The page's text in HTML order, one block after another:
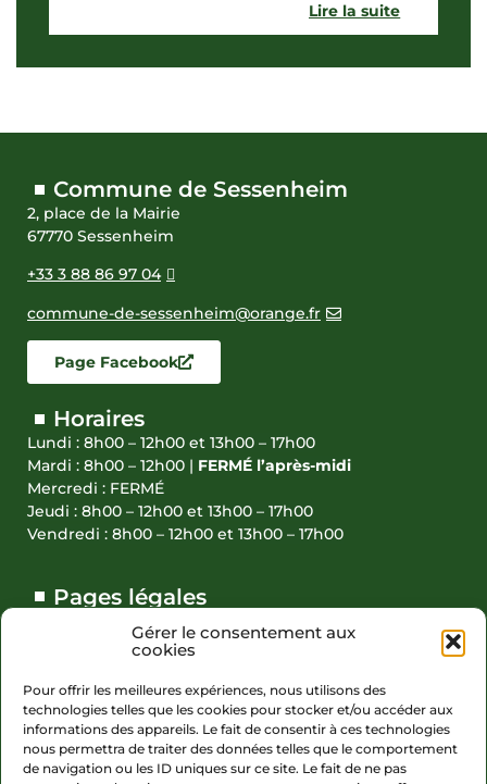
Gérer le consentement aux
cookies
Pour offrir les meilleures expériences, nous utilisons des
technologies telles que les cookies pour stocker et/ou accéder aux
informations des appareils. Le fait de consentir à ces technologies
nous permettra de traiter des données telles que le comportement
de navigation ou les ID uniques sur ce site. Le fait de ne pas
Lire la suite
Commune de Sessenheim
2, place de la Mairie
67770 Sessenheim
+33 3 88 86 97 04
commune-de-sessenheim@orange.fr
Page Facebook
Horaires
Lundi : 8h00 – 12h00 et 13h00 – 17h00
Mardi : 8h00 – 12h00 | FERMÉ l’après-midi
Mercredi : FERMÉ
Jeudi : 8h00 – 12h00 et 13h00 – 17h00
Vendredi : 8h00 – 12h00 et 13h00 – 17h00
Pages légales
Accessibilité (partiellement conforme)
Plan du site
Politique de confidentialité